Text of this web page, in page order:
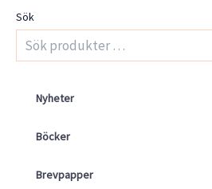
Sök
Nyheter
Böcker
Brevpapper